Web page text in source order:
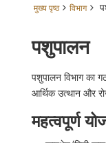
मुख्य पृष्ठ विभाग
पशुपालन
पशुपालन विभाग का
आर्थिक उत्थान और
महत्वपूर्ण